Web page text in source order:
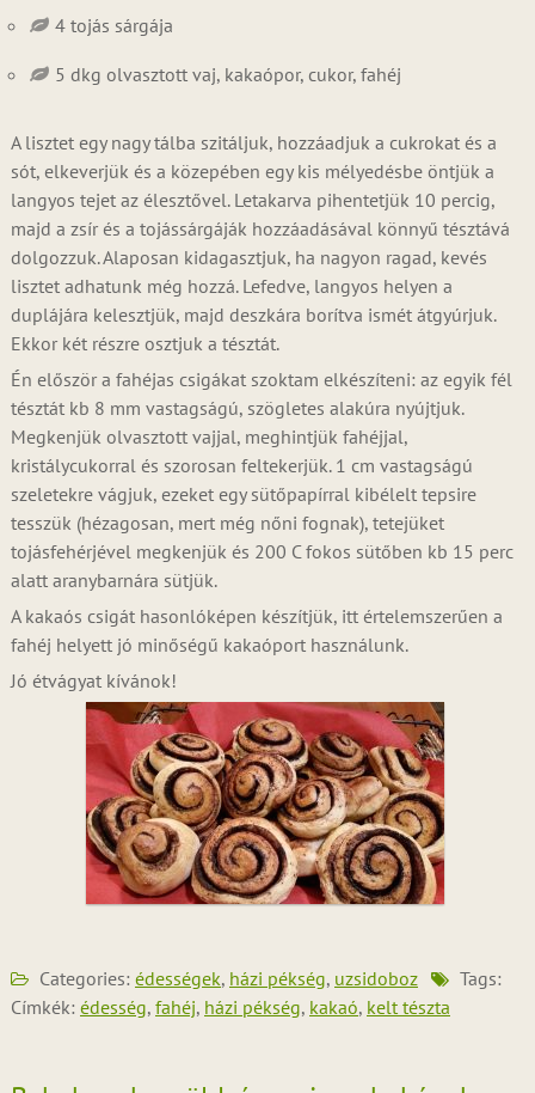
4 tojás sárgája
5 dkg olvasztott vaj, kakaópor, cukor, fahéj
A lisztet egy nagy tálba szitáljuk, hozzáadjuk a cukrokat és a
sót, elkeverjük és a közepében egy kis mélyedésbe öntjük a
langyos tejet az élesztővel. Letakarva pihentetjük 10 percig,
majd a zsír és a tojássárgáják hozzáadásával könnyű tésztává
dolgozzuk. Alaposan kidagasztjuk, ha nagyon ragad, kevés
lisztet adhatunk még hozzá. Lefedve, langyos helyen a
duplájára kelesztjük, majd deszkára borítva ismét átgyúrjuk.
Ekkor két részre osztjuk a tésztát.
Én először a fahéjas csigákat szoktam elkészíteni: az egyik fél
tésztát kb 8 mm vastagságú, szögletes alakúra nyújtjuk.
Megkenjük olvasztott vajjal, meghintjük fahéjjal,
kristálycukorral és szorosan feltekerjük. 1 cm vastagságú
szeletekre vágjuk, ezeket egy sütőpapírral kibélelt tepsire
tesszük (hézagosan, mert még nőni fognak), tetejüket
tojásfehérjével megkenjük és 200 C fokos sütőben kb 15 perc
alatt aranybarnára sütjük.
A kakaós csigát hasonlóképen készítjük, itt értelemszerűen a
fahéj helyett jó minőségű kakaóport használunk.
Jó étvágyat kívánok!
Categories: édességek, házi pékség, uzsidoboz
Tags:
Címkék: édesség, fahéj, házi pékség, kakaó, kelt tészta